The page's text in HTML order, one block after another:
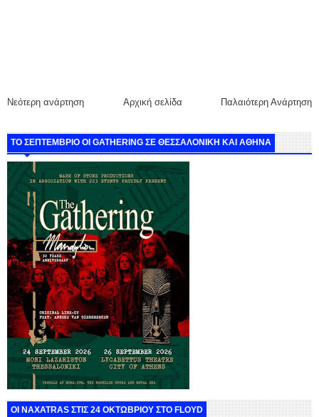
Νεότερη ανάρτηση Παλαιότερη Ανάρτηση
Αρχική σελίδα
ΤΟ ΣΕΠΤΕΜΒΡΙΟ ΟΙ GATHERING ΣΕ ΘΕΣΣΑΛΟΝΙΚΗ ΚΑΙ ΑΘΗΝΑ
ΟΙ NAXATRAS ΣΤΙΣ 24 ΟΚΤΩΒΡΙΟΥ ΣΤΟ FLOYD